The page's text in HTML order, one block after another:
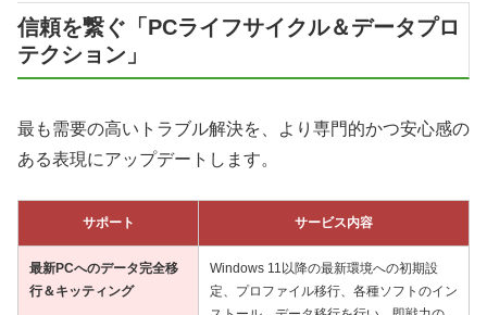
信頼を繋ぐ「PCライフサイクル＆データプロ
テクション」
最も需要の高いトラブル解決を、より専門的かつ安心感の
ある表現にアップデートします。
サポート サービス内容
最新PCへのデータ完全移
行＆キッティング
Windows 11以降の最新環境への初期設
定、プロファイル移行、各種ソフトのイン